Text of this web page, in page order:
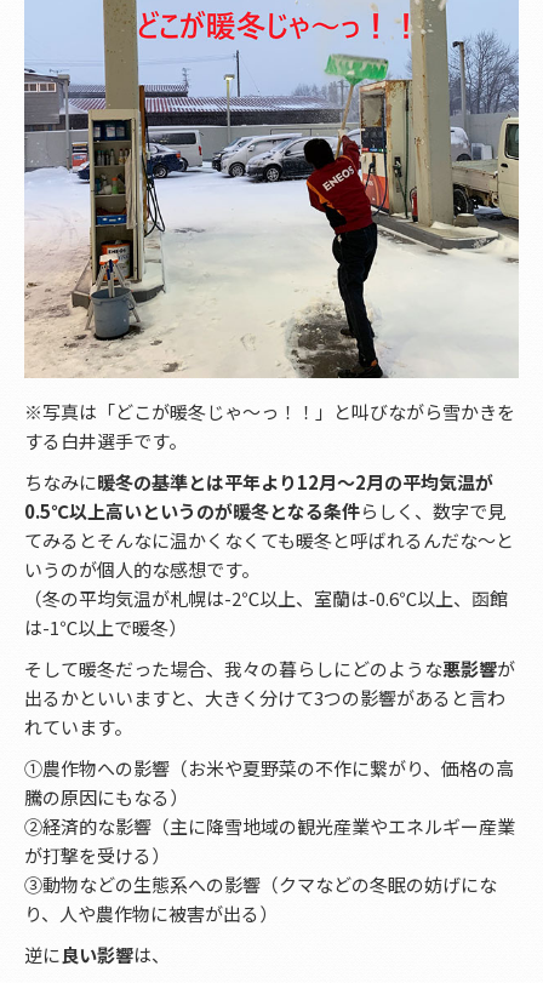
※写真は「どこが暖冬じゃ～っ！！」と叫びながら雪かきを
する白井選手です。
ちなみに暖冬の基準とは平年より12月～2月の平均気温が
0.5℃以上高いというのが暖冬となる条件らしく、数字で見
てみるとそんなに温かくなくても暖冬と呼ばれるんだな～と
いうのが個人的な感想です。
（冬の平均気温が札幌は-2℃以上、室蘭は-0.6℃以上、函館
は-1℃以上で暖冬）
そして暖冬だった場合、我々の暮らしにどのような悪影響が
出るかといいますと、大きく分けて3つの影響があると言わ
れています。
①農作物への影響（お米や夏野菜の不作に繋がり、価格の高
騰の原因にもなる）
②経済的な影響（主に降雪地域の観光産業やエネルギー産業
が打撃を受ける）
③動物などの生態系への影響（クマなどの冬眠の妨げにな
り、人や農作物に被害が出る）
逆に良い影響は、